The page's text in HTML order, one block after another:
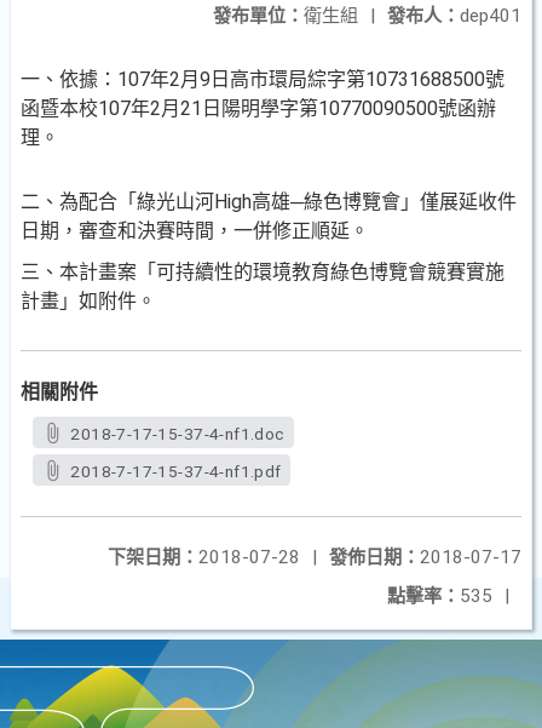
發布人： dep401
發布單位： 衛生組 |
一、依據：107年2月9日高市環局綜字第10731688500號
函暨本校107年2月21日陽明學字第10770090500號函辦
理。
二、為配合「綠光山河High高雄─綠色博覽會」僅展延收件
日期，審查和決賽時間，一併修正順延。
三、本計畫案「可持續性的環境教育綠色博覽會競賽實施
計畫」如附件。
相關附件
2018-7-17-15-37-4-nf1.doc
2018-7-17-15-37-4-nf1.pdf
發佈日期： 2018-07-17
下架日期： 2018-07-28
|
點擊率： 535 |